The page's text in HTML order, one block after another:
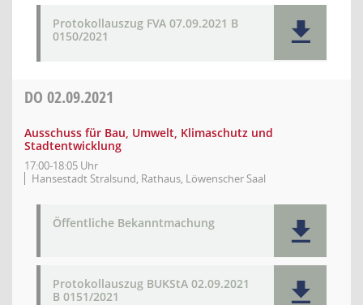
Protokollauszug FVA 07.09.2021 B
0150/2021
DO 02.09.2021
Ausschuss für Bau, Umwelt, Klimaschutz und
Stadtentwicklung
17:00-18:05 Uhr
Hansestadt Stralsund, Rathaus, Löwenscher Saal
Öffentliche Bekanntmachung
Protokollauszug BUKStA 02.09.2021
B 0151/2021